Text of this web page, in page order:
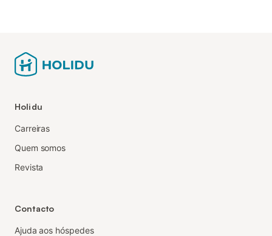
Holidu
Carreiras
Quem somos
Revista
Contacto
Ajuda aos hóspedes